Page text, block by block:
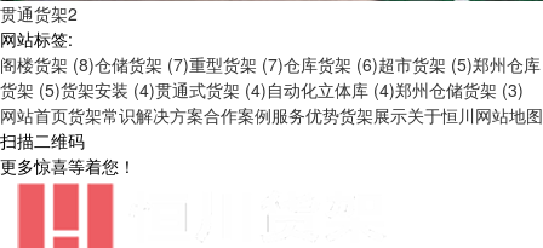
贯通货架2
网站标签:
阁楼货架 (8)仓储货架 (7)重型货架 (7)仓库货架 (6)超市货架 (5)郑州仓库
货架 (5)货架安装 (4)贯通式货架 (4)自动化立体库 (4)郑州仓储货架 (3)
网站首页货架常识解决方案合作案例服务优势货架展示关于恒川网站地图
扫描二维码
更多惊喜等着您！